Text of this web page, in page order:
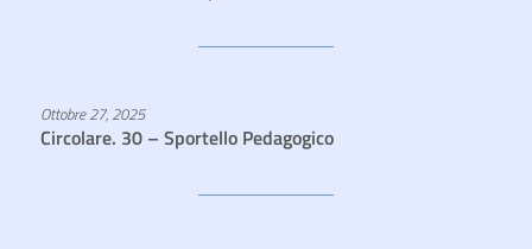
Ottobre 27, 2025
Circolare. 30 – Sportello Pedagogico